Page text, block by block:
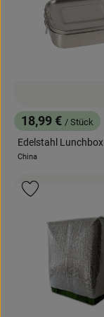
, Preis:
18,99 € / Stück
Edelstahl Lunchbox
, Herkunft:
China